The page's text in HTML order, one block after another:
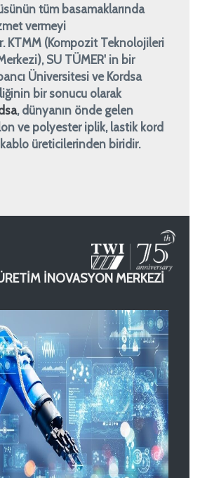
tüm basamaklarında
vermeyi
KTMM (Kompozit Teknolojileri
SU TÜMER' in bir
Üniversitesi ve Kordsa
bir sonucu olarak
, dünyanın önde gelen
ve polyester iplik, lastik kord
üreticilerinden biridir.
İNOVASYON MERKEZİ